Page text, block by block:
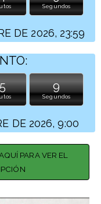
Segundos
DE 2026, 23:59
8
Segundos
DE 2026, 9:00